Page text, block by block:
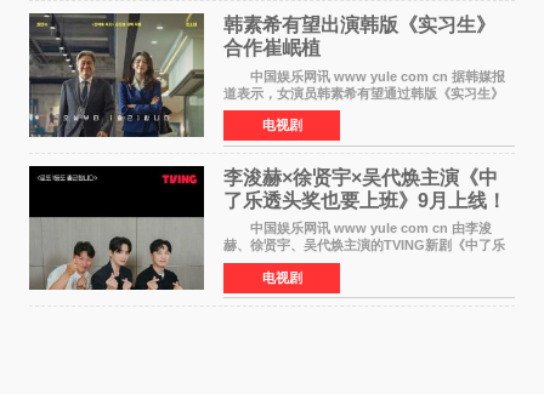
韩素希有望出演韩版《实习生》
合作崔岷植
中国娱乐网讯 www yule com cn 据韩媒报
道表示，女演员韩素希有望通过韩版《实习生》
回归荧幕，合作前辈演员崔岷植。 根据消息
表示，演员韩素希目前已经结束了电视剧《Y计
划》的拍摄工
电视剧
李浚赫×徐贤宇×吴代焕主演《中
了乐透头奖也要上班》9月上线！
TVING先网后台
中国娱乐网讯 www yule com cn 由李浚
赫、徐贤宇、吴代焕主演的TVING新剧《中了乐
透头奖也要上班》定档9月10日播出，随后于9月
14日起登陆tvN月火档，实现先网后台双平台播出
模式。 本剧改
电视剧